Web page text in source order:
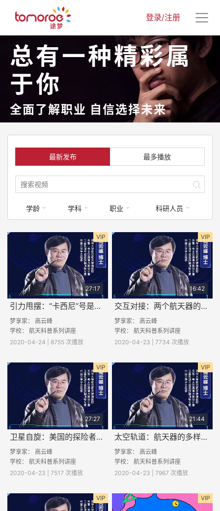
登录/注册
总有一种精彩属
于你
全面了解职业 自信选择未来
最新发布 最多播放
学龄 学科 职业 科研人员
VIP
27:17
引力甩摆：“卡西尼”号是如何掠过众星飞往土星的？
梦享家： 高云峰
学校： 航天科普系列讲座
2020-04-24 | 8755 次播放
VIP
16:42
交互对接：两个航天器的温柔一吻
梦享家： 高云峰
学校： 航天科普系列讲座
2020-04-23 | 7734 次播放
VIP
27:27
卫星自旋：美国的探险者1号为何失败？
梦享家： 高云峰
学校： 航天科普系列讲座
2020-04-23 | 7517 次播放
VIP
21:44
太空轨道：航天器的多样人生
梦享家： 高云峰
学校： 航天科普系列讲座
2020-04-23 | 7967 次播放
VIP VIP